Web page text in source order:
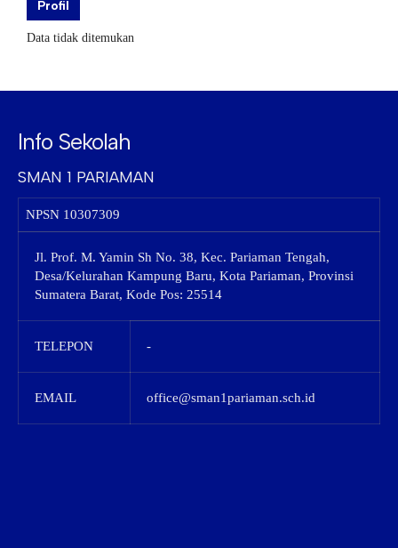
Profil
Data tidak ditemukan
Info Sekolah
SMAN 1 PARIAMAN
NPSN 10307309
Jl. Prof. M. Yamin Sh No. 38, Kec. Pariaman Tengah,
Desa/Kelurahan Kampung Baru, Kota Pariaman, Provinsi
Sumatera Barat, Kode Pos: 25514
TELEPON -
EMAIL office@sman1pariaman.sch.id